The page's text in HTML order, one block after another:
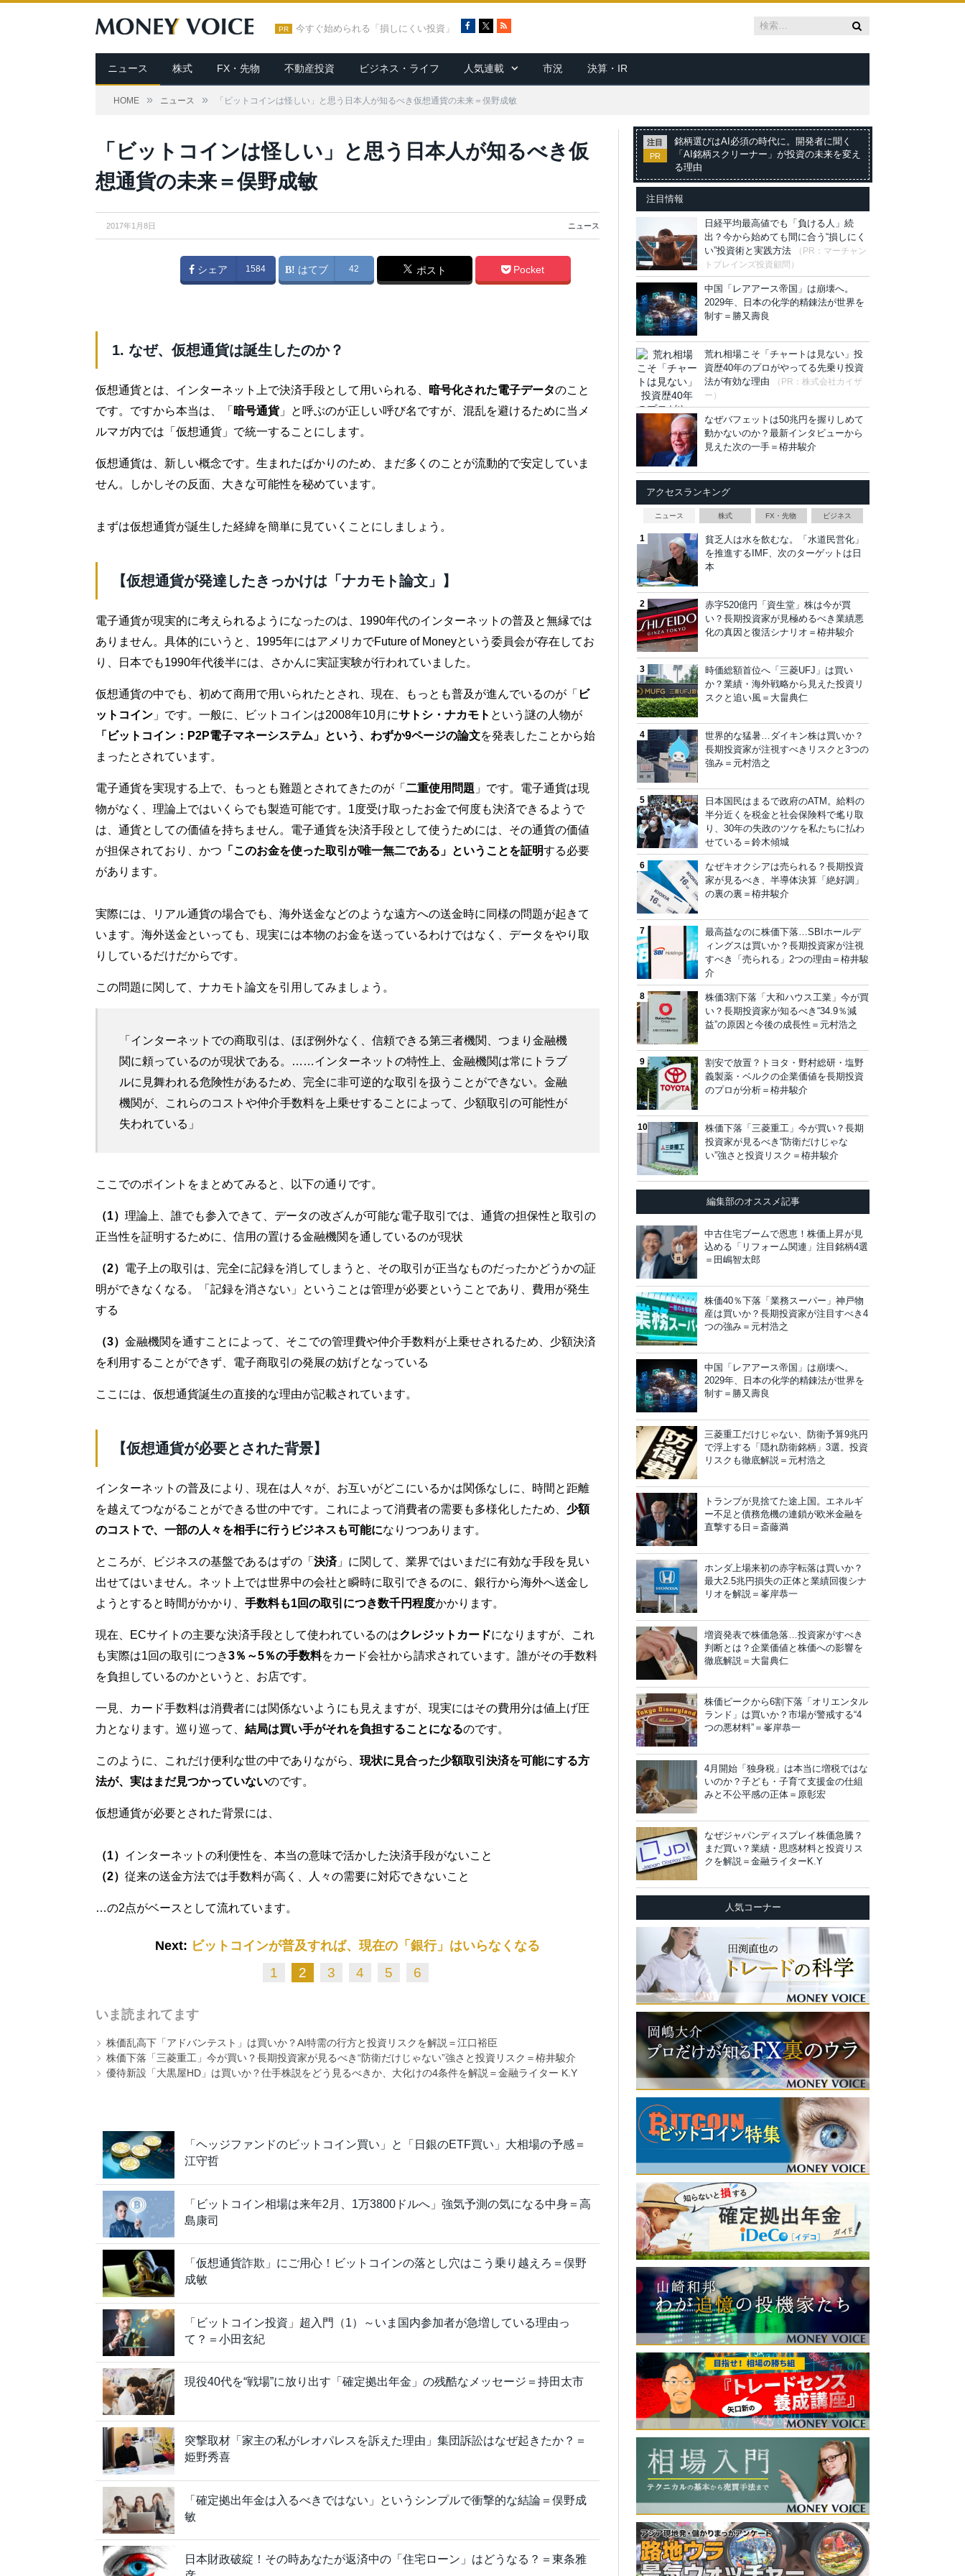
PR 今すぐ始められる「損しにくい投資」
c
e
b
o
R
S
ニュース 株式 FX・先物 不動産投資 ビジネス・ライフ 人気連載 市況 決算・IR
HOME » ニュース » 「ビットコインは怪しい」と思う日本人が知るべき仮想通貨の未来＝俣野成敏
「ビットコインは怪しい」と思う日本人が知るべき仮
想通貨の未来＝俣野成敏
2017年1月8日 ニュース
シェア 1584 はてブ 42 ポスト Pocket
1. なぜ、仮想通貨は誕生したのか？
仮想通貨とは、インターネット上で決済手段として用いられる、 暗号化された電子データのこと
です。ですから本当は、「 暗号通貨」と呼ぶのが正しい呼び名ですが、混乱を避けるために当メ
ルマガ内では「仮想通貨」で統一することにします。
仮想通貨は、新しい概念です。生まれたばかりのため、まだ多くのことが流動的で安定していま
せん。しかしその反面、大きな可能性を秘めています。
まずは仮想通貨が誕生した経緯を簡単に見ていくことにしましょう。
【仮想通貨が発達したきっかけは「ナカモト論文」】
電子通貨が現実的に考えられるようになったのは、1990年代のインターネットの普及と無縁では
ありません。具体的にいうと、1995年にはアメリカでFuture of Moneyという委員会が存在してお
り、日本でも1990年代後半には、さかんに実証実験が行われていました。
仮想通貨の中でも、初めて商用で用いられたとされ、現在、もっとも普及が進んでいるのが「 ビ
ットコイン 」です。一般に、ビットコインは2008年10月にサトシ・ナカモト という謎の人物が
「ビットコイン：P2P電子マネーシステム」という、わずか9ページの論文を発表したことから始
まったとされています。
電子通貨を実現する上で、もっとも難題とされてきたのが「 二重使用問題 」です。電子通貨は現
物がなく、理論上ではいくらでも製造可能です。1度受け取ったお金で何度も決済できるようで
は、通貨としての価値を持ちません。電子通貨を決済手段として使うためには、その通貨の価値
が担保されており、かつ 「このお金を使った取引が唯一無二である」ということを証明する必要
があります。
実際には、リアル通貨の場合でも、海外送金などのような遠方への送金時に同様の問題が起きて
います。海外送金といっても、現実には本物のお金を送っているわけではなく、データをやり取
りしているだけだからです。
この問題に関して、ナカモト論文を引用してみましょう。
「インターネットでの商取引は、ほぼ例外なく、信頼できる第三者機関、つまり金融機
関に頼っているのが現状である。……インターネットの特性上、金融機関は常にトラブ
ルに見舞われる危険性があるため、完全に非可逆的な取引を扱うことができない。金融
機関が、これらのコストや仲介手数料を上乗せすることによって、少額取引の可能性が
失われている」
ここでのポイントをまとめてみると、以下の通りです。
（1） 理論上、誰でも参入できて、データの改ざんが可能な電子取引では、通貨の担保性と取引の
正当性を証明するために、信用の置ける金融機関を通しているのが現状
（2） 電子上の取引は、完全に記録を消してしまうと、その取引が正当なものだったかどうかの証
明ができなくなる。「記録を消さない」ということは管理が必要ということであり、費用が発生
する
（3） 金融機関を通すことによって、そこでの管理費や仲介手数料が上乗せされるため、少額決済
を利用することができず、電子商取引の発展の妨げとなっている
ここには、仮想通貨誕生の直接的な理由が記載されています。
【仮想通貨が必要とされた背景】
インターネットの普及により、現在は人々が、お互いがどこにいるかは関係なしに、時間と距離
を越えてつながることができる世の中です。これによって消費者の需要も多様化したため、 少額
のコストで、一部の人々を相手に行うビジネスも可能になりつつあります。
ところが、ビジネスの基盤であるはずの「 決済」に関して、業界ではいまだに有効な手段を見い
出せてはいません。ネット上では世界中の会社と瞬時に取引できるのに、銀行から海外へ送金し
ようとすると時間がかかり、 手数料も1回の取引につき数千円程度かかります。
現在、ECサイトの主要な決済手段として使われているのはクレジットカードになりますが、これ
も実際は1回の取引につき3％～5％の手数料をカード会社から請求されています。誰がその手数料
を負担しているのかというと、お店です。
一見、カード手数料は消費者には関係ないようにも見えますが、現実にはその費用分は値上げ圧
力となります。巡り巡って、 結局は買い手がそれを負担することになるのです。
このように、これだけ便利な世の中でありながら、 現状に見合った少額取引決済を可能にする方
法が、実はまだ見つかっていないのです。
仮想通貨が必要とされた背景には、
（1） インターネットの利便性を、本当の意味で活かした決済手段がないこと
（2） 従来の送金方法では手数料が高く、人々の需要に対応できないこと
…の2点がベースとして流れています。
Next: ビットコインが普及すれば、現在の「銀行」はいらなくなる
1 2 3 4 5 6
いま読まれてます
株価乱高下「アドバンテスト」は買いか？AI特需の行方と投資リスクを解説＝江口裕臣
株価下落「三菱重工」今が買い？長期投資家が見るべき“防衛だけじゃない”強さと投資リスク＝栫井駿介
優待新設「大黒屋HD」は買いか？仕手株説をどう見るべきか、大化けの4条件を解説＝金融ライター K.Y
「ヘッジファンドのビットコイン買い」と「日銀のETF買い」大相場の予感＝
江守哲
「ビットコイン相場は来年2月、1万3800ドルへ」強気予測の気になる中身＝高
島康司
「仮想通貨詐欺」にご用心！ビットコインの落とし穴はこう乗り越えろ＝俣野
成敏
「ビットコイン投資」超入門（1）～いま国内参加者が急増している理由っ
て？＝小田玄紀
現役40代を“戦場”に放り出す「確定拠出年金」の残酷なメッセージ＝持田太市
突撃取材「家主の私がレオパレスを訴えた理由」集団訴訟はなぜ起きたか？＝
姫野秀喜
「確定拠出年金は入るべきではない」というシンプルで衝撃的な結論＝俣野成
敏
日本財政破綻！その時あなたが返済中の「住宅ローン」はどうなる？＝東条雅
注目
PR
銘柄選びはAI必須の時代に。開発者に聞く
「AI銘柄スクリーナー」が投資の未来を変え
る理由
注目情報
日経平均最高値でも「負ける人」続
出？今から始めても間に合う“損しにく
い”投資術と実践方法
（PR：マーチャン
トブレインズ投資顧問）
中国「レアアース帝国」は崩壊へ。
2029年、日本の化学的精錬法が世界を
制す＝勝又壽良
荒れ相場こそ「チャートは見ない」投
資歴40年のプロがやってる先乗り投資
法が有効な理由
（PR：株式会社カイザ
ー）
なぜバフェットは50兆円を握りしめて
動かないのか？最新インタビューから
見えた次の一手＝栫井駿介
アクセスランキング
ニュース 株式 FX・先物 ビジネス
貧乏人は水を飲むな。「水道民営化」
を推進するIMF、次のターゲットは日
本
赤字520億円「資生堂」株は今が買
い？長期投資家が見極めるべき業績悪
化の真因と復活シナリオ＝栫井駿介
時価総額首位へ「三菱UFJ」は買い
か？業績・海外戦略から見えた投資リ
スクと追い風＝大畠典仁
世界的な猛暑…ダイキン株は買いか？
長期投資家が注視すべきリスクと3つの
強み＝元村浩之
日本国民はまるで政府のATM。給料の
半分近くを税金と社会保険料で毟り取
り、30年の失政のツケを私たちに払わ
せている＝鈴木傾城
なぜキオクシアは売られる？長期投資
家が見るべき、半導体決算「絶好調」
の裏の裏＝栫井駿介
最高益なのに株価下落…SBIホールデ
ィングスは買いか？長期投資家が注視
すべき「売られる」2つの理由＝栫井駿
介
株価3割下落「大和ハウス工業」今が買
い？長期投資家が知るべき“34.9％減
益”の原因と今後の成長性＝元村浩之
割安で放置？トヨタ・野村総研・塩野
義製薬・ベルクの企業価値を長期投資
のプロが分析＝栫井駿介
株価下落「三菱重工」今が買い？長期
投資家が見るべき“防衛だけじゃな
い”強さと投資リスク＝栫井駿介
編集部のオススメ記事
中古住宅ブームで恩恵！株価上昇が見
込める「リフォーム関連」注目銘柄4選
＝田嶋智太郎
株価40％下落「業務スーパー」神戸物
産は買いか？長期投資家が注目すべき4
つの強み＝元村浩之
中国「レアアース帝国」は崩壊へ。
2029年、日本の化学的精錬法が世界を
制す＝勝又壽良
三菱重工だけじゃない、防衛予算9兆円
で浮上する「隠れ防衛銘柄」3選。投資
リスクも徹底解説＝元村浩之
トランプが見捨てた途上国。エネルギ
ー不足と債務危機の連鎖が欧米金融を
直撃する日＝斎藤満
ホンダ上場来初の赤字転落は買いか？
最大2.5兆円損失の正体と業績回復シナ
リオを解説＝峯岸恭一
増資発表で株価急落…投資家がすべき
判断とは？企業価値と株価への影響を
徹底解説＝大畠典仁
株価ピークから6割下落「オリエンタル
ランド」は買いか？市場が警戒する“4
つの悪材料”＝峯岸恭一
4月開始「独身税」は本当に増税ではな
いのか？子ども・子育て支援金の仕組
みと不公平感の正体＝原彰宏
なぜジャパンディスプレイ株価急騰？
まだ買い？業績・思惑材料と投資リス
クを解説＝金融ライターK.Y
人気コーナー